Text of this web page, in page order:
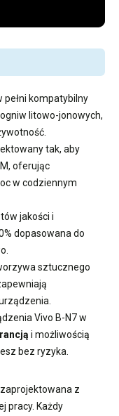
pełni kompatybilny
litowo-jonowych,
tak, aby
oferując
w codziennym
jakości i
dopasowana do
sztucznego
Vivo B-N7w
i możliwością
bez ryzyka.
z
pracy. Każdy